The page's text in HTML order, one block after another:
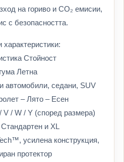
на гориво и CO₂ емисии,
с безопасността.
Стойност
Летна
автомобили, седани, SUV
– Лято – Есен
V / W / Y (според размера)
и XL
усилена конструкция,
протектор